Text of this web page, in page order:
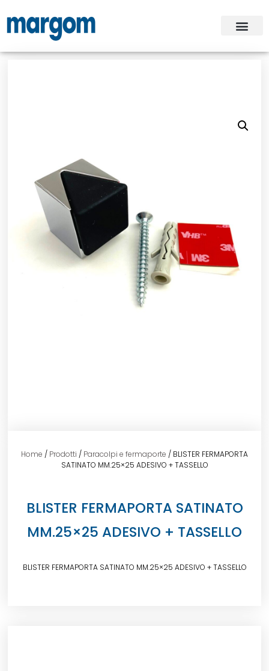
Home / Prodotti / Paracolpi e fermaporte / BLISTER FERMAPORTA
SATINATO MM.25×25 ADESIVO + TASSELLO
BLISTER FERMAPORTA SATINATO
MM.25×25 ADESIVO + TASSELLO
BLISTER FERMAPORTA SATINATO MM.25×25 ADESIVO + TASSELLO